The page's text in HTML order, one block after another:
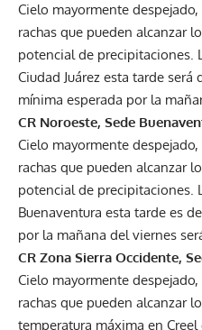
Cielo mayormente
rachas que pueden alcanzar
potencial de precipitaciones.
Ciudad Juárez esta tarde será
mínima esperada por la
CR Noroeste, Sede
Cielo mayormente
rachas que pueden alcanzar
potencial de precipitaciones.
Buenaventura esta tarde es
por la mañana del viernes
CR Zona Sierra Occidente,
Cielo mayormente
rachas que pueden alcanzar
temperatura máxima en Creel